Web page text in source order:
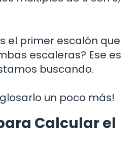
el primer escalón que
escaleras? Ese es
buscando.
un poco más!
Calcular el